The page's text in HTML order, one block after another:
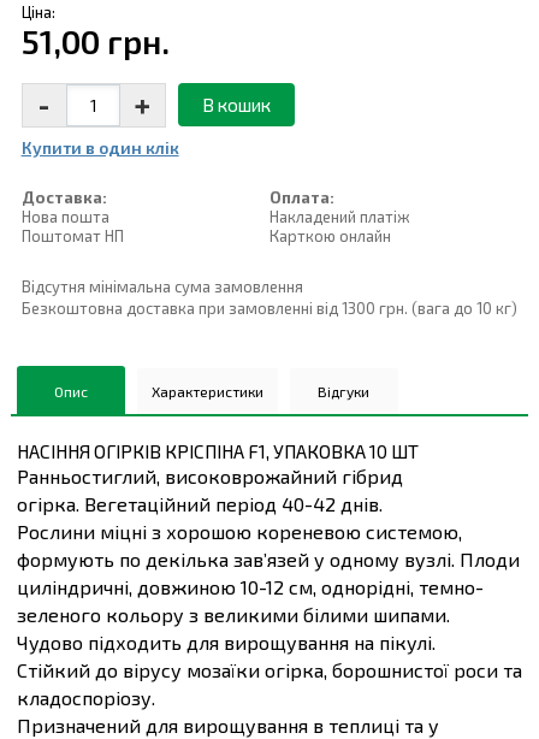
Ціна:
51,00 грн.
- + В кошик
Купити в один клiк
Доставка:
Нова пошта
Поштомат НП
Оплата:
Накладений платiж
Карткою онлайн
Відсутня мінімальна сума замовлення
Безкоштовна доставка при замовленні від 1300 грн. (вага до 10 кг)
Опис Характеристики Відгуки
НАСІННЯ ОГІРКІВ КРІСПІНА F1, УПАКОВКА 10 ШТ
Ранньостиглий, високоврожайний гібрид
огірка. Вегетаційний період 40-42 днів.
Рослини міцні з хорошою кореневою системою,
формують по декілька зав’язей у одному вузлі. Плоди
циліндричні, довжиною 10-12 см, однорідні, темно-
зеленого кольору з великими білими шипами.
Чудово підходить для вирощування на пікулі.
Стійкий до вірусу мозаїки огірка, борошнистої роси та
кладоспоріозу.
Призначений для вирощування в теплиці та у